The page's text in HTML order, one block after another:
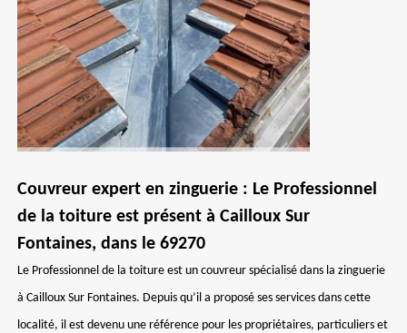
Couvreur expert en zinguerie : Le Professionnel
de la toiture est présent à Cailloux Sur
Fontaines, dans le 69270
Le Professionnel de la toiture est un couvreur spécialisé dans la zinguerie
à Cailloux Sur Fontaines. Depuis qu’il a proposé ses services dans cette
localité, il est devenu une référence pour les propriétaires, particuliers et